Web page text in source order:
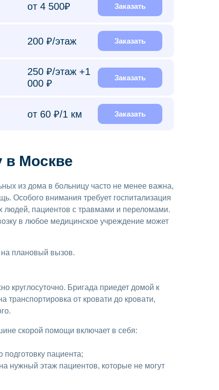
от 4 500₽ Заказать
200 ₽/этаж Заказать
250 ₽/этаж +1
000 ₽
Заказать
от 60 ₽/1 км Заказать
в Москве
из дома в больницу часто не менее важна,
Особого внимания требует госпитализация
пациентов с травмами и переломами.
в любое медицинское учреждение может
на плановый вызов.
круглосуточно. Бригада приедет домой к
транспортировка от кровати до кровати,
скорой помощи включает в себя:
пациента;
нужный этаж пациентов, которые не могут